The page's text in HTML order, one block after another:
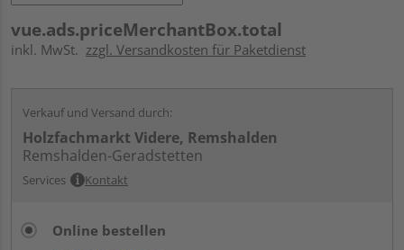
vue.ads.priceMerchantBox.total
inkl. MwSt. zzgl. Versandkosten für Paketdienst
Verkauf und Versand durch:
Holzfachmarkt Videre, Remshalden
Remshalden-Geradstetten
Services Kontakt
Online bestellen